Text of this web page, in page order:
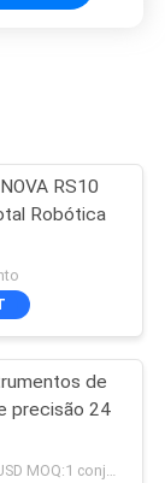
RS10
Robótica
de
precisão 24
Around 4000USD MOQ:1 conjunto